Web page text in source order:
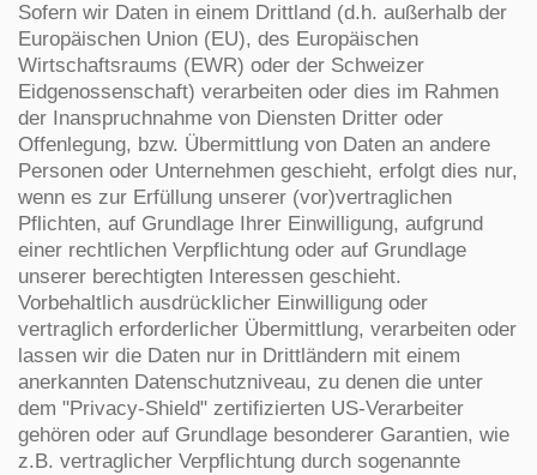
Sofern wir Daten in einem Drittland (d.h. außerhalb der
Europäischen Union (EU), des Europäischen
Wirtschaftsraums (EWR) oder der Schweizer
Eidgenossenschaft) verarbeiten oder dies im Rahmen
der Inanspruchnahme von Diensten Dritter oder
Offenlegung, bzw. Übermittlung von Daten an andere
Personen oder Unternehmen geschieht, erfolgt dies nur,
wenn es zur Erfüllung unserer (vor)vertraglichen
Pflichten, auf Grundlage Ihrer Einwilligung, aufgrund
einer rechtlichen Verpflichtung oder auf Grundlage
unserer berechtigten Interessen geschieht.
Vorbehaltlich ausdrücklicher Einwilligung oder
vertraglich erforderlicher Übermittlung, verarbeiten oder
lassen wir die Daten nur in Drittländern mit einem
anerkannten Datenschutzniveau, zu denen die unter
dem "Privacy-Shield" zertifizierten US-Verarbeiter
gehören oder auf Grundlage besonderer Garantien, wie
z.B. vertraglicher Verpflichtung durch sogenannte